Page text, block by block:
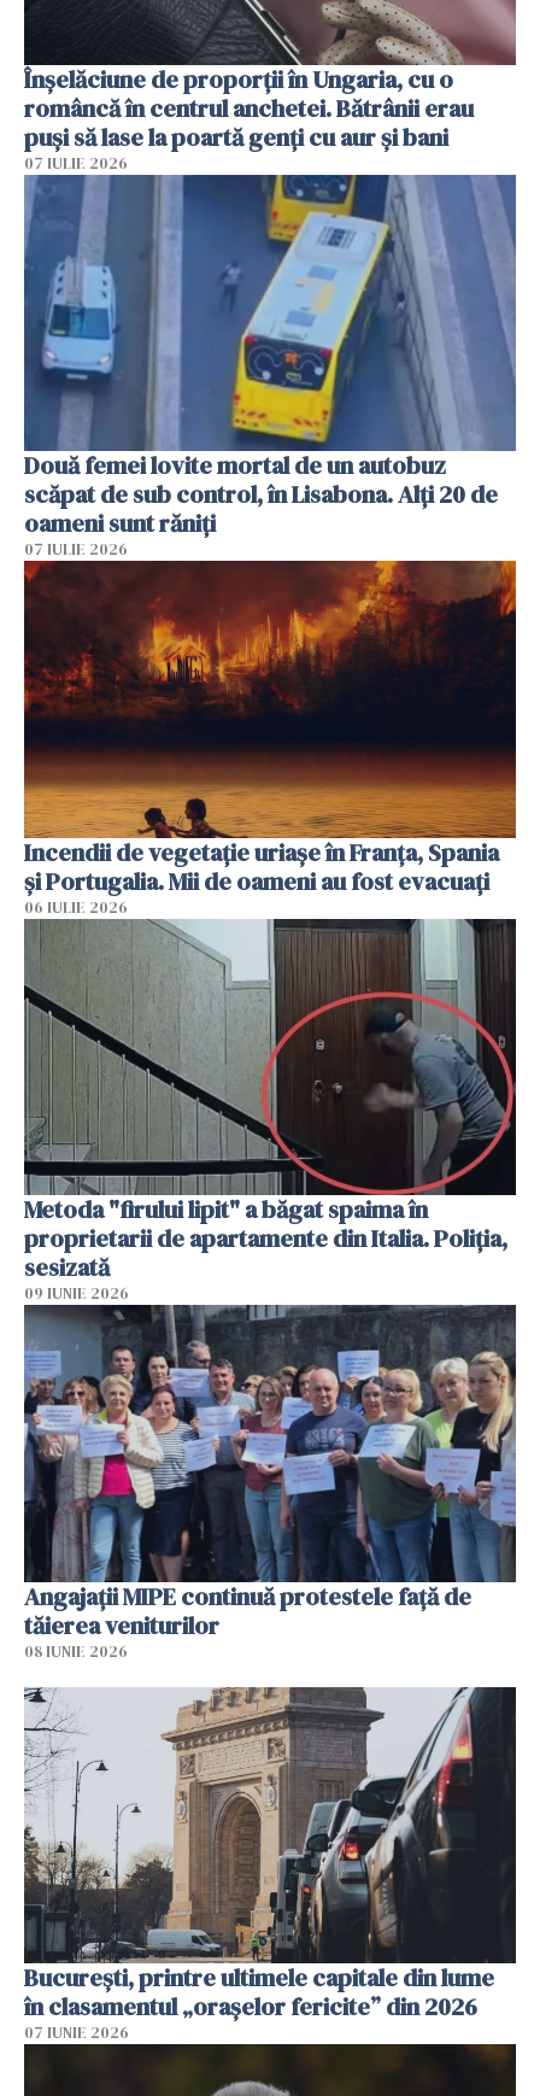
Înșelăciune de proporții în Ungaria, cu o
româncă în centrul anchetei. Bătrânii erau
puși să lase la poartă genți cu aur și bani
07 IULIE 2026
Două femei lovite mortal de un autobuz
scăpat de sub control, în Lisabona. Alți 20 de
oameni sunt răniți
07 IULIE 2026
Incendii de vegetație uriașe în Franța, Spania
și Portugalia. Mii de oameni au fost evacuați
06 IULIE 2026
Metoda "firului lipit" a băgat spaima în
proprietarii de apartamente din Italia. Poliția,
sesizată
09 IUNIE 2026
Angajaţii MIPE continuă protestele faţă de
tăierea veniturilor
08 IUNIE 2026
București, printre ultimele capitale din lume
în clasamentul „orașelor fericite” din 2026
07 IUNIE 2026